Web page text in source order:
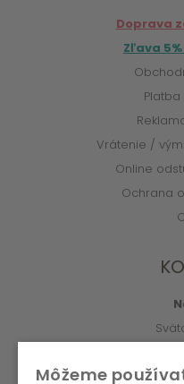
Doprava
Zľava
Vrátenie /
Online
Ochrana
Môžeme